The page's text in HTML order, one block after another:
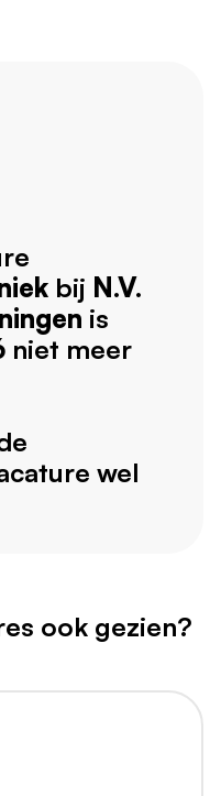
bij N.V.
is
niet meer
wel
ook gezien?